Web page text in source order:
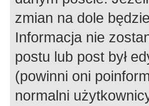
zmian na dole
Informacja nie
postu lub post był
(powinni oni
normalni